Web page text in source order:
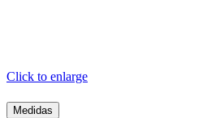
Click to enlarge
Medidas